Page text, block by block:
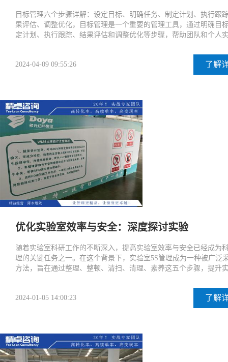
目标管理六个步骤详解：设定目标、明确任务、制定计划、执行跟
果评估、调整优化，目标管理是一个重要的管理工具，通过明确目
定计划、执行跟踪、结果评估和调整优化等步骤，帮助团队和个人
2024-04-09 09:55:26 了解
优化实验室效率与安全：深度探讨实验
随着实验室科研工作的不断深入，提高实验室效率与安全已经成为
理的关键任务之一。在这个背景下，实验室5S管理成为一种被广泛
方法，旨在通过整理、整顿、清扫、清理、素养这五个步骤，提升
2024-01-05 14:00:23 了解